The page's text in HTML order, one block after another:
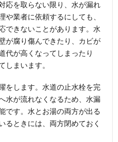
応を取らない限り、水が漏れ
や業者に依頼するにしても、
できないことがあります。水
が腐り傷んできたり、カビが
代が高くなってしまったり
しまいます。
をします。水道の止水栓を完
水が流れなくなるため、水漏
です。水とお湯の両方が出る
るときには、両方閉めておく